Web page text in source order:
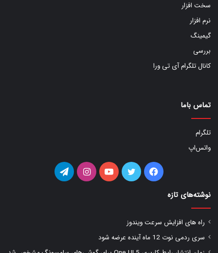
سخت افزار
نرم افزار
گیمینگ
بررسی
کانال تلگرام آی تی ورا
تماس باما
تلگرام
واتس‌اپ
فیس توییتر یوتیوب اینستاگرامتلگرام
نوشته‌های تازه
راه های افزایش سرعت ویندوز
سری ردمی نوت 12 ماه آینده عرضه شود